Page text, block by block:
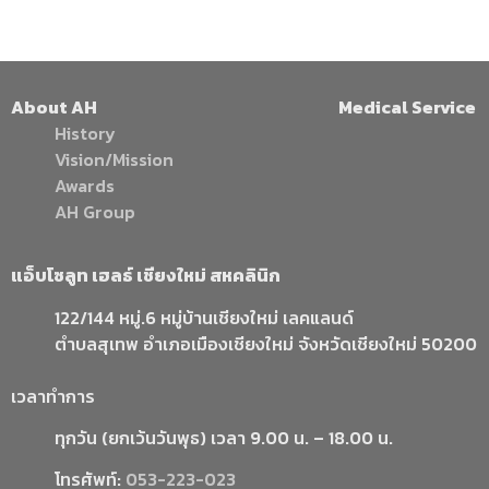
About AH
History
Vision/Mission
Awards
AH Group
Medical Service
แอ็บโซลูท เฮลธ์ เชียงใหม่ สหคลินิก
122/144 หมู่.6 หมู่บ้านเชียงใหม่ เลคแลนด์
ตำบลสุเทพ อำเภอเมืองเชียงใหม่ จังหวัดเชียงใหม่ 50200
เวลาทำการ
ทุกวัน (ยกเว้นวันพุธ) เวลา 9.00 น. – 18.00 น.
โทรศัพท์: 053-223-023